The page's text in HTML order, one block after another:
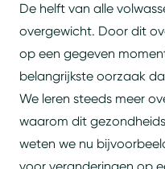
De helft van alle
overgewicht. Door dit
op een gegeven
belangrijkste oorzaak
We leren steeds meer
waarom dit
weten we nu